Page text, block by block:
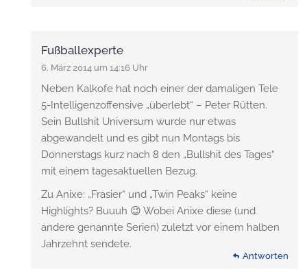
Fußballexperte
6. März 2014 um 14:16 Uhr
Neben Kalkofe hat noch einer der damaligen Tele
5-Intelligenzoffensive „überlebt“ – Peter Rütten.
Sein Bullshit Universum wurde nur etwas
abgewandelt und es gibt nun Montags bis
Donnerstags kurz nach 8 den „Bullshit des Tages“
mit einem tagesaktuellen Bezug.
Zu Anixe: „Frasier“ und „Twin Peaks“ keine
Highlights? Buuuh 😉 Wobei Anixe diese (und
andere genannte Serien) zuletzt vor einem halben
Jahrzehnt sendete.
Antworten